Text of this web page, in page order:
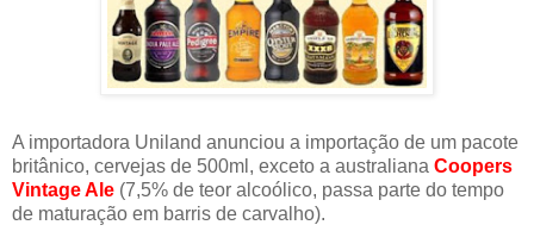
A importadora Uniland anunciou a importação de um pacote
britânico, cervejas de 500ml, exceto a australiana Coopers
Vintage Ale (7,5% de teor alcoólico, passa parte do tempo
de maturação em barris de carvalho).